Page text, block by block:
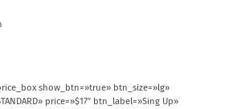
show_btn=»true» btn_size=»lg»
price=»$17″ btn_label=»Sing Up»